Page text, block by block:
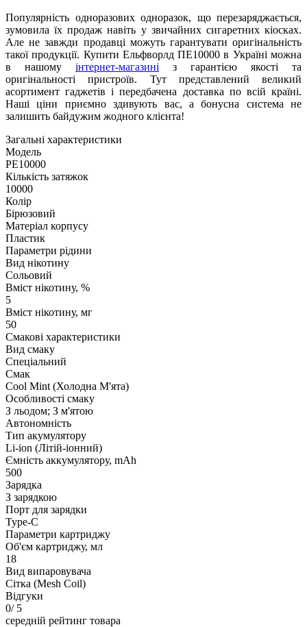
Популярність одноразових одноразок, що перезаряджається,
зумовила їх продаж навіть у звичайних сигаретних кіосках.
Але не завжди продавці можуть гарантувати оригінальність
такої продукції. Купити Ельфворлд ПЕ10000 в Україні можна
в нашому інтернет-магазині з гарантією якості та
оригінальності пристроїв. Тут представлений великий
асортимент гаджетів і передбачена доставка по всій країні.
Наші ціни приємно здивують вас, а бонусна система не
залишить байдужим жодного клієнта!
Загальні характеристики
Модель
PE10000
Кількість затяжок
10000
Колір
Бірюзовий
Матеріал корпусу
Пластик
Параметри рідини
Вид нікотину
Сольовий
Вміст нікотину, %
5
Вміст нікотину, мг
50
Смакові характеристики
Вид смаку
Спеціальний
Смак
Cool Mint (Холодна М'ята)
Особливості смаку
З льодом; З м'ятою
Автономність
Тип акумулятору
Li-ion (Літій-іонний)
Ємність аккумулятору, mAh
500
Зарядка
З зарядкою
Порт для зарядки
Type-C
Параметри картриджу
Об'єм картриджу, мл
18
Вид випаровувача
Сітка (Mesh Coil)
Відгуки
0/ 5
середній рейтинг товара